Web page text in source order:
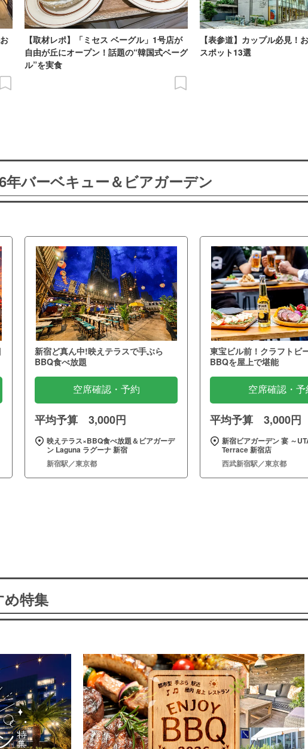
【取材レポ】「ミセス ベーグル」1号店が
自由が丘にオープン！話題の“韓国式ベーグ
ル”を実食
【表参道】カップル必見！
スポット13選
年バーベキュー＆ビアガーデン
新宿ど真ん中!映えテラスで手ぶら
BBQ食べ放題
空席確認・予約
平均予算 3,000円
映えテラス×BBQ食べ放題＆ビアガーデ
ン Laguna ラグーナ 新宿
新宿駅／東京都
東宝ビル前！クラフトビ
BBQを屋上で堪能
空席確認・予
平均予算 3,000円
新宿ビアガーデン 宴 ～
Terrace 新宿店
西武新宿駅／東京都
特集